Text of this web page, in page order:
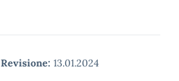
Revisione: 13.01.2024